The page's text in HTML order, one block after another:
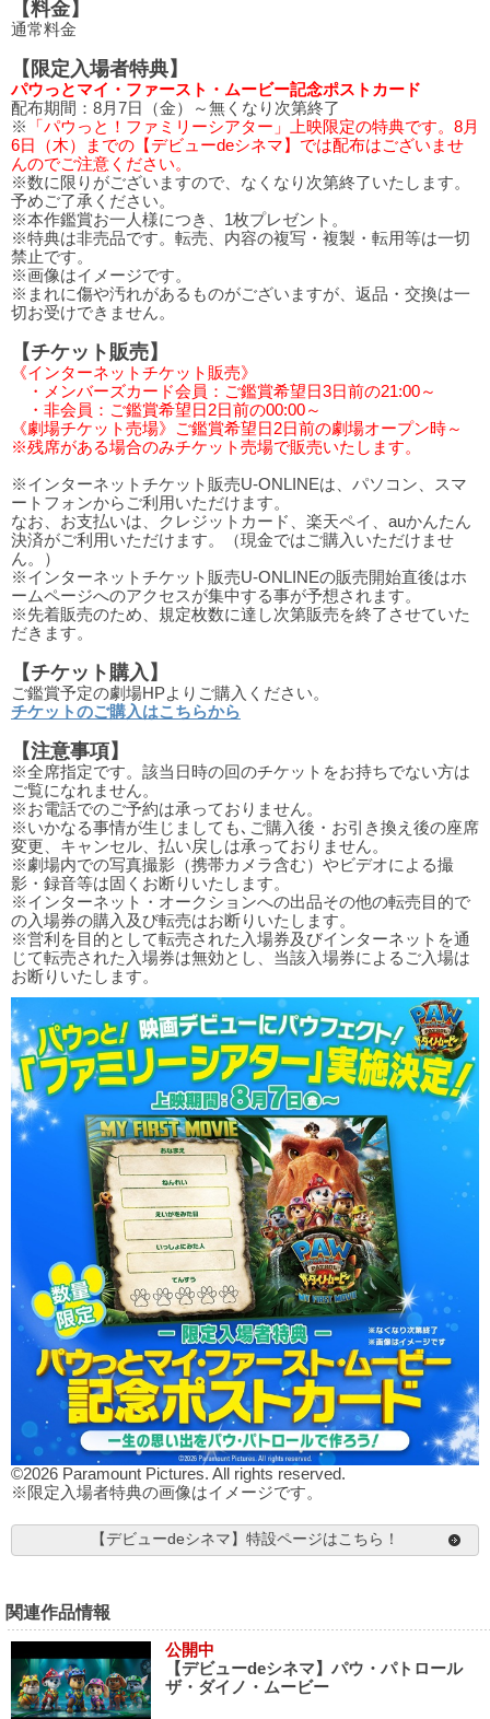
【料金】
通常料金
【限定入場者特典】
パウっとマイ・ファースト・ムービー記念ポストカード
配布期間：8月7日（金）～無くなり次第終了
※
「パウっと！ファミリーシアター」上映限定の特典です。8月
6日（木）までの【デビューdeシネマ】では配布はございませ
んのでご注意ください。
※数に限りがございますので、なくなり次第終了いたします。
予めご了承ください。
※本作鑑賞お一人様につき、1枚プレゼント。
※特典は非売品です。転売、内容の複写・複製・転用等は一切
禁止です。
※画像はイメージです。
※まれに傷や汚れがあるものがございますが、返品・交換は一
切お受けできません。
【チケット販売】
《インターネットチケット販売》
・メンバーズカード会員：ご鑑賞希望日3日前の21:00～
・非会員：ご鑑賞希望日2日前の00:00～
《劇場チケット売場》ご鑑賞希望日2日前の劇場オープン時～
※残席がある場合のみチケット売場で販売いたします。
※インターネットチケット販売U-ONLINEは、パソコン、スマ
ートフォンからご利用いただけます。
なお、お支払いは、クレジットカード、楽天ペイ、auかんたん
決済がご利用いただけます。（現金ではご購入いただけませ
ん。）
※インターネットチケット販売U-ONLINEの販売開始直後はホ
ームページへのアクセスが集中する事が予想されます。
※先着販売のため、規定枚数に達し次第販売を終了させていた
だきます。
【チケット購入】
ご鑑賞予定の劇場HPよりご購入ください。
チケットのご購入はこちらから
【注意事項】
※全席指定です。該当日時の回のチケットをお持ちでない方は
ご覧になれません。
※お電話でのご予約は承っておりません。
※いかなる事情が生じましても､ご購入後・お引き換え後の座席
変更、キャンセル、払い戻しは承っておりません。
※劇場内での写真撮影（携帯カメラ含む）やビデオによる撮
影・録音等は固くお断りいたします。
※インターネット・オークションへの出品その他の転売目的で
の入場券の購入及び転売はお断りいたします。
※営利を目的として転売された入場券及びインターネットを通
じて転売された入場券は無効とし、当該入場券によるご入場は
お断りいたします。
©2026 Paramount Pictures. All rights reserved.
※限定入場者特典の画像はイメージです。
【デビューdeシネマ】特設ページはこちら！
関連作品情報
公開中
【デビューdeシネマ】パウ・パトロール
ザ・ダイノ・ムービー